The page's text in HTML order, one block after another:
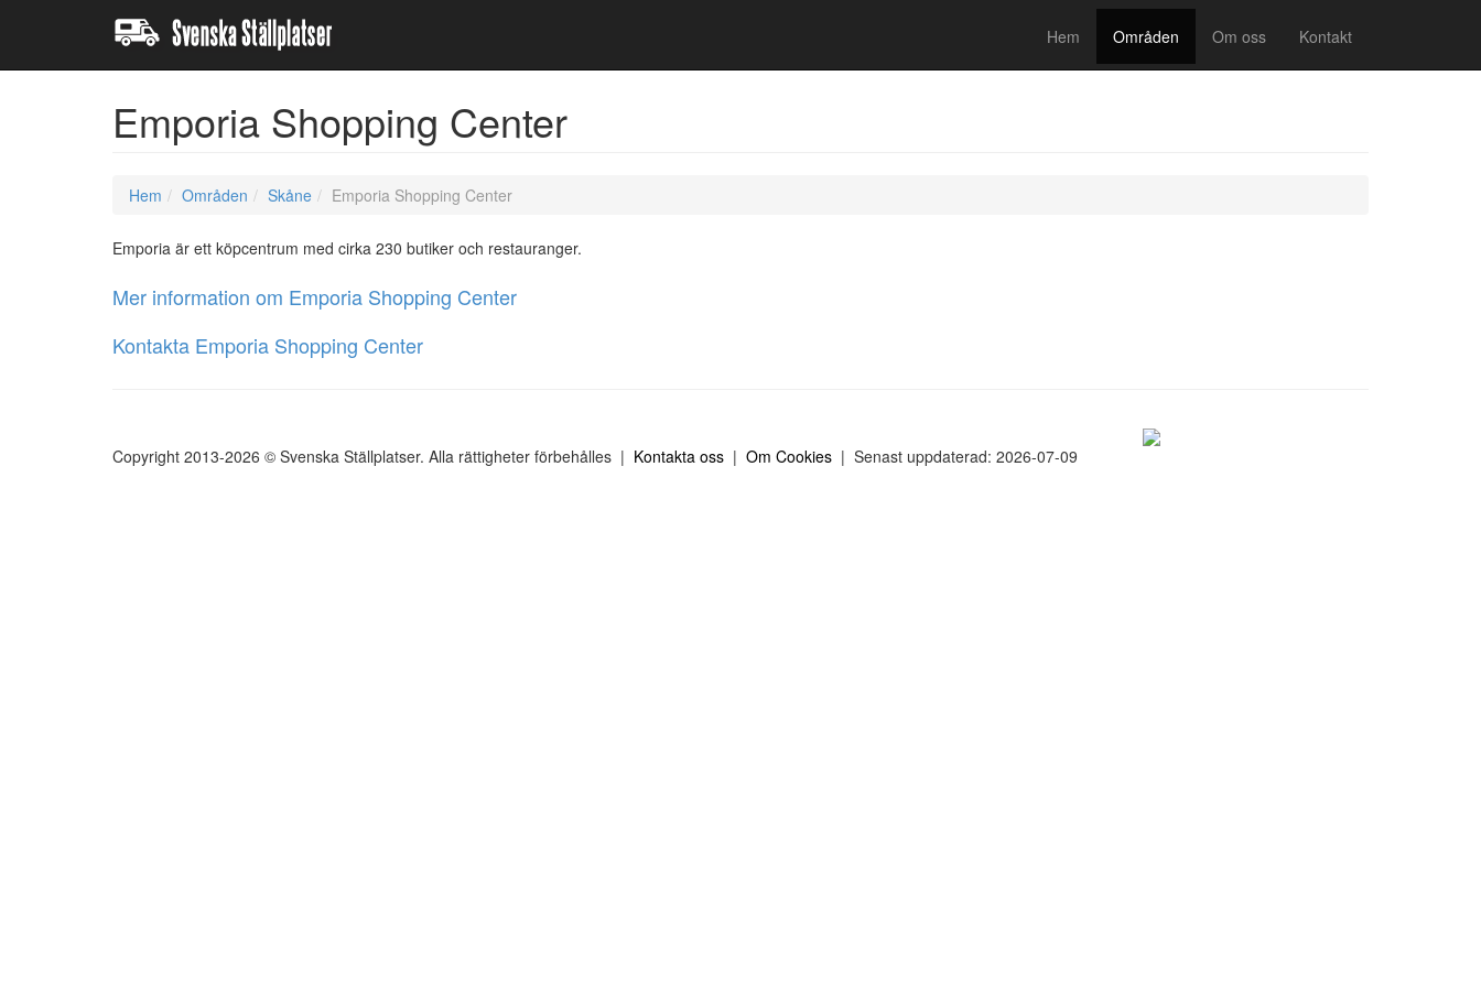
Hem Områden Om oss Kontakt
Emporia Shopping Center
Hem Områden Skåne Emporia Shopping Center
Emporia är ett köpcentrum med cirka 230 butiker och restauranger.
Mer information om Emporia Shopping Center
Kontakta Emporia Shopping Center
Copyright 2013-2026 © Svenska Ställplatser. Alla rättigheter förbehålles | Kontakta oss | Om Cookies | Senast uppdaterad: 2026-07-09